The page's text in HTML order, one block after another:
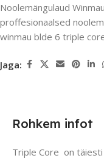
Noolemängulaud
proffesionaalsed
winmau blde 6 triple
Jaga:
Rohkem infot
Triple Core on